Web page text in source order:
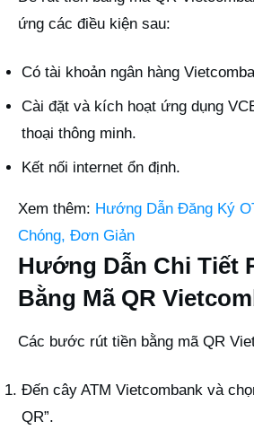
ứng các điều kiện sau:
Có tài khoản ngân hàng
Cài đặt và kích hoạt ứng dụng
thoại thông minh.
Kết nối internet ổn định.
Xem thêm: Hướng Dẫn Đăng Ký
Chóng, Đơn Giản
Hướng Dẫn Chi Tiết
Bằng Mã QR
Các bước rút tiền bằng mã QR
Đến cây ATM Vietcombank và
QR”.